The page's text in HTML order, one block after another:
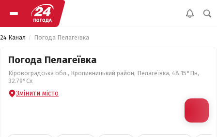
24 Канал Погода Пелагеївка
Погода Пелагеївка
Кіровоградська обл., Кропивницький район, Пелагеївка, 48.15°Пн,
32.79°Сх
Змінити місто